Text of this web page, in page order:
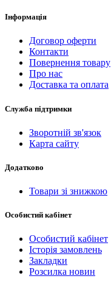
Інформація
Договор оферти
Контакти
Повернення товару
Про нас
Доставка та оплата
Служба підтримки
Зворотній зв'язок
Карта сайту
Додатково
Товари зі знижкою
Особистий кабінет
Особистий кабінет
Історія замовлень
Закладки
Розсилка новин